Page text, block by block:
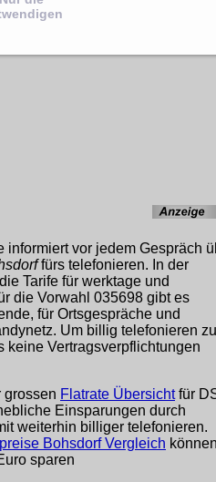
informiert vor jedem Gespräch
fürs telefonieren. In der
Tarife für werktage und
die Vorwahl 035698 gibt es
für Ortsgespräche und
Um billig telefonieren zu
keine Vertragsverpflichtungen
grossen Flatrate Übersichtfür
Einsparungen durch
weiterhin billiger telefonieren.
Bohsdorf Vergleich
sparen